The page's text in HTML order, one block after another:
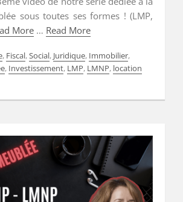
sous toutes ses formes ! (LMP,
More … Read More
, Fiscal,Social, Juridique, Immobilier,
, Investissement, LMP, LMNP, location